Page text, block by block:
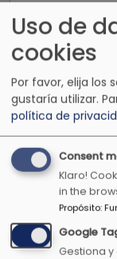
La Voz del
Uso de
cookies
Por favor, elija los
gustaría utilizar.
política de
Consent
Klaro!
in the
Propósito:
Google
Gestiona